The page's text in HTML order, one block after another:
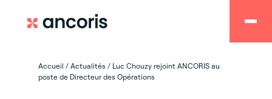
Accueil / Actualités / Luc Chouzy rejoint ANCORIS au
poste de Directeur des Opérations